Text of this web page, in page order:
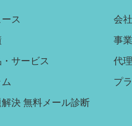
ス
会
事
サービス
代
プ
決 無料メール診断